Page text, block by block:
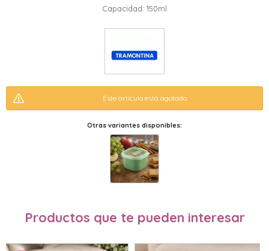
Capacidad: 150ml
Este artículo está agotado.
Otras variantes disponibles:
Productos que te pueden interesar